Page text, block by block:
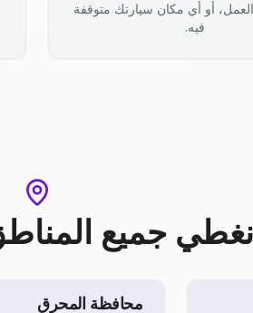
أو أي مكان سيارتك متوقفة
فيه.
نغطي جميع
محافظة المحرق